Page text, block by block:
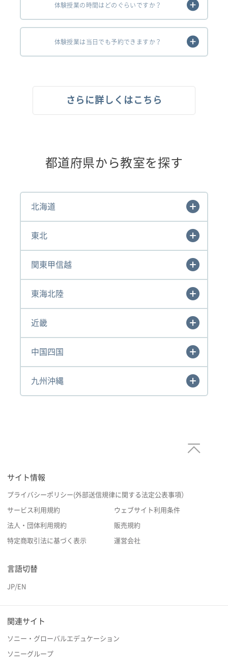
体験授業の時間はどのぐらいですか？
体験授業は当日でも予約できますか？
さらに詳しくはこちら
都道府県から教室を探す
北海道
東北
関東甲信越
東海北陸
近畿
中国四国
九州沖縄
サイト情報
プライバシーポリシー(外部送信規律に関する法定公表事項）
サービス利用規約 ウェブサイト利用条件
法人・団体利用規約 販売規約
特定商取引法に基づく表示 運営会社
言語切替
JP/EN
関連サイト
ソニー・グローバルエデュケーション
ソニーグループ